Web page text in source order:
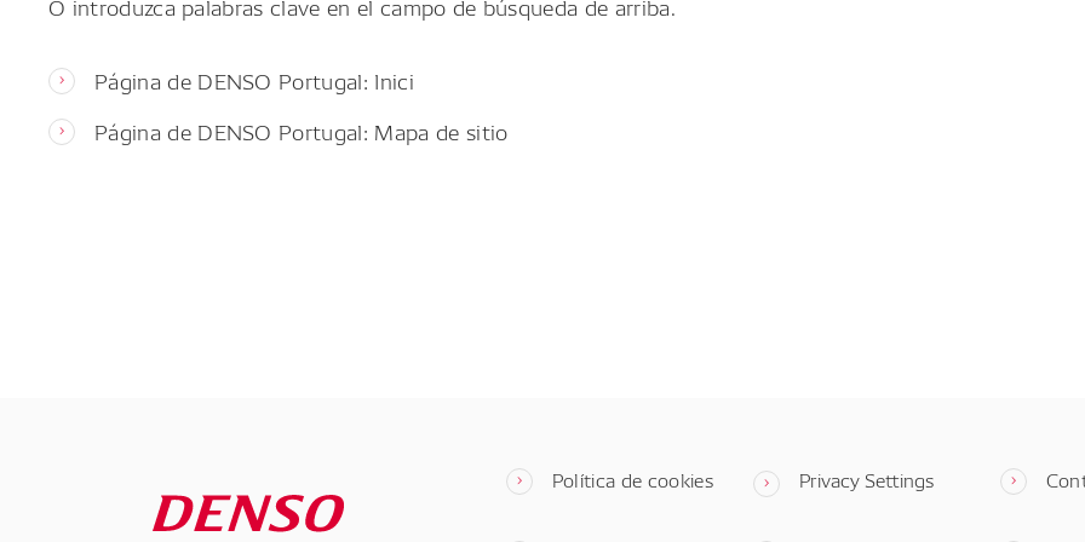
Página de DENSO Portugal: Inici
Página de DENSO Portugal: Mapa de sitio
Política de cookies Privacy Settings